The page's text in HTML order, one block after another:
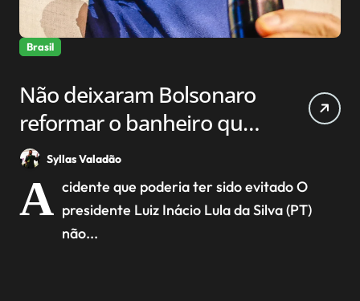
Brasil
Não deixaram Bolsonaro
reformar o banheiro que
quase matou Lula
Syllas Valadão
A cidente que poderia ter sido evitado O
presidente Luiz Inácio Lula da Silva (PT)
não...